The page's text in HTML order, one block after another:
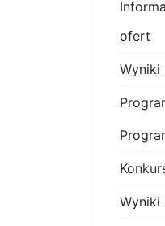
ofert
Wyniki
Wyniki